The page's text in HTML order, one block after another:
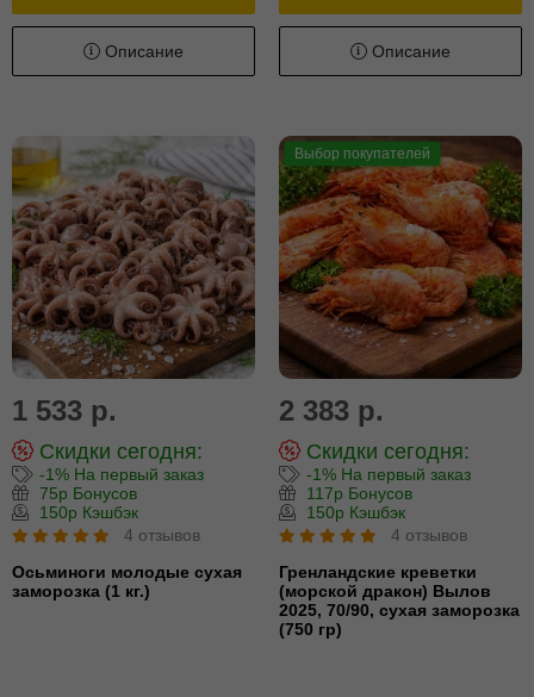
Описание Описание
1 533 р.
Скидки сегодня:
-1% На первый заказ
75р Бонусов
150р Кэшбэк
4 отзывов
Осьминоги молодые сухая
заморозка (1 кг.)
Выбор покупателей
2 383 р.
Скидки сегодня:
-1% На первый заказ
117р Бонусов
150р Кэшбэк
4 отзывов
Гренландские креветки
(морской дракон) Вылов
2025, 70/90, сухая заморозка
(750 гр)